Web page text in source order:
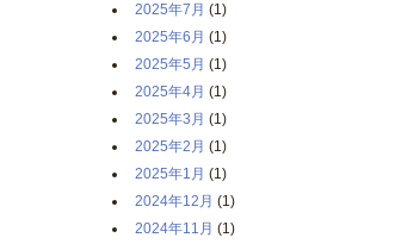
2025年7月 (1)
2025年6月 (1)
2025年5月 (1)
2025年4月 (1)
2025年3月 (1)
2025年2月 (1)
2025年1月 (1)
2024年12月 (1)
2024年11月 (1)